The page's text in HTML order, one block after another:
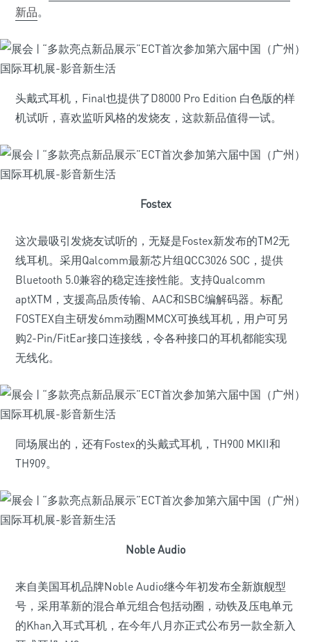
新品。
头戴式耳机，Final也提供了D8000 Pro Edition 白色版的样
机试听，喜欢监听风格的发烧友，这款新品值得一试。
Fostex
这次最吸引发烧友试听的，无疑是Fostex新发布的TM2无
线耳机。采用Qalcomm最新芯片组QCC3026 SOC，提供
Bluetooth 5.0兼容的稳定连接性能。支持Qualcomm
aptXTM，支援高品质传输、AAC和SBC编解码器。标配
FOSTEX自主研发6mm动圈MMCX可换线耳机，用户可另
购2-Pin/FitEar接口连接线，令各种接口的耳机都能实现
无线化。
同场展出的，还有Fostex的头戴式耳机，TH900 MKII和
TH909。
Noble Audio
来自美国耳机品牌Noble Audio继今年初发布全新旗舰型
号，采用革新的混合单元组合包括动圈，动铁及压电单元
的Khan入耳式耳机，在今年八月亦正式公布另一款全新入